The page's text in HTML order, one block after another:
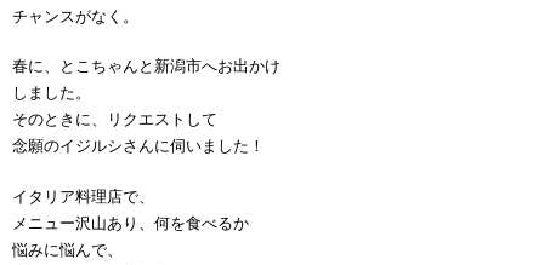
チャンスがなく。
春に、とこちゃんと新潟市へお出かけ
しました。
そのときに、リクエストして
念願のイジルシさんに伺いました！
イタリア料理店で、
メニュー沢山あり、何を食べるか
悩みに悩んで、